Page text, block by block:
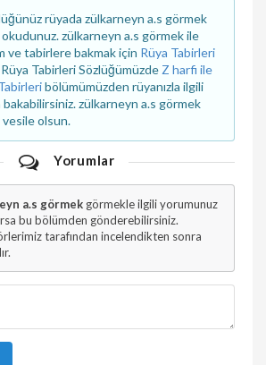
rüyada zülkarneyn a.s görmek
zülkarneyn a.s görmek ile
ve tabirlere bakmak için Rüya Tabirleri
Rüya Tabirleri Sözlüğümüzde Z harfi ile
bölümümüzden rüyanızla ilgili
zülkarneyn a.s görmek
vesile olsun.
Yorumlar
a.s görmekgörmekle ilgili yorumunuz
bu bölümden gönderebilirsiniz.
tarafından incelendikten sonra